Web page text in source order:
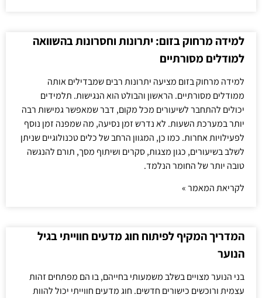
למידה מרחוק בזום: יתרונות וחסרונות בהשוואה
למודלים מסורתיים
למידה מרחוק בזום מציעה יתרונות רבים שמבדילים אותה
ממודלים מסורתיים. הראשון והבולט הוא הנגישות. תלמידים
יכולים להתחבר לשיעורים מכל מקום, דבר שמאפשר גמישות רבה
יותר במערכת השעות. לא נדרש זמן נסיעה, מה שמפנה זמן נוסף
לפעילויות אחרות. כמו כן, המגוון הרחב של כלים טכנולוגיים שניתן
לשלב בשיעורים, כגון מצגות, סקרים ושיתוף מסך, תורם להנגשה
טובה יותר של החומר הנלמד.
לקריאת המאמר »
המדריך המקיף לפיתוח חוג מדעים חווייתי בגיל
הנוער
בני הנוער מצויים בשלב משמעותי בחייהם, בו הם מפתחים זהות
עצמית ורוכשים כישורים חדשים. חוג מדעים חווייתי יכול להוות